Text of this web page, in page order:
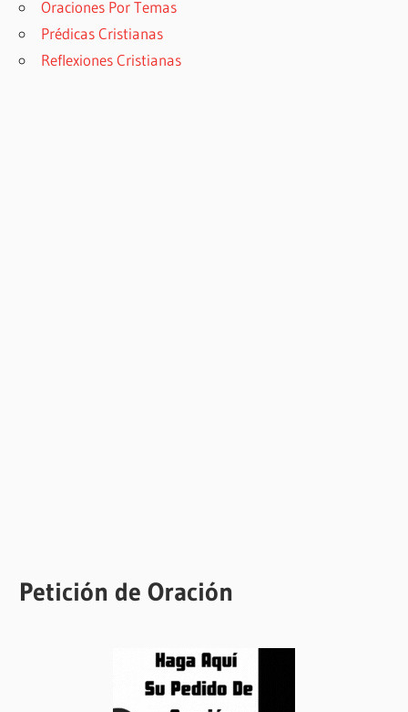
Oraciones Por Temas
Prédicas Cristianas
Reflexiones Cristianas
Petición de Oración